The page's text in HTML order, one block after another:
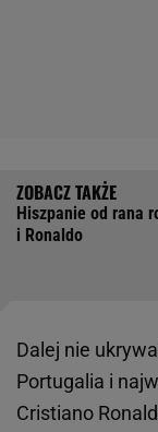
Hiszpanie od rana
i Ronaldo
Dalej nie
Portugalia i
Cristiano